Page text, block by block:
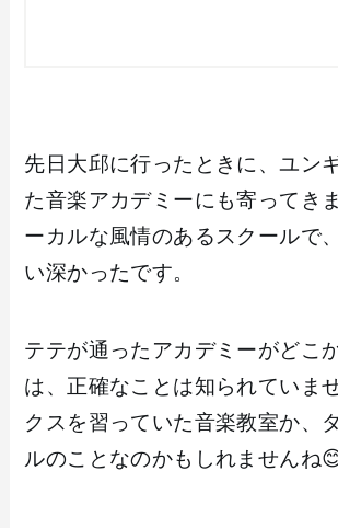
先日大邱に行ったときに、ユン
た音楽アカデミーにも寄ってき
ーカルな風情のあるスクールで
い深かったです。
テテが通ったアカデミーがどこ
は、正確なことは知られていま
クスを習っていた音楽教室か、
ルのことなのかもしれませんね